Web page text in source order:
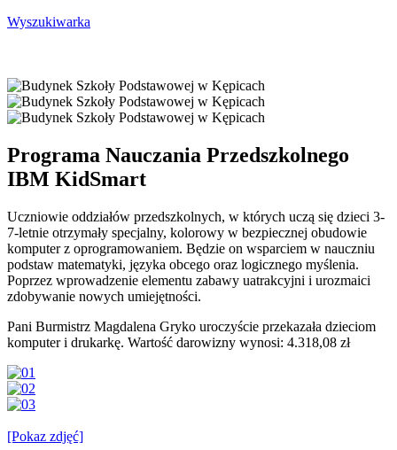
Wyszukiwarka
Programa Nauczania Przedszkolnego
IBM KidSmart
Uczniowie oddziałów przedszkolnych, w których uczą się dzieci 3-
7-letnie otrzymały specjalny, kolorowy w bezpiecznej obudowie
komputer z oprogramowaniem. Będzie on wsparciem w nauczniu
podstaw matematyki, języka obcego oraz logicznego myślenia.
Poprzez wprowadzenie elementu zabawy uatrakcyjni i urozmaici
zdobywanie nowych umiejętności.
Pani Burmistrz Magdalena Gryko uroczyście przekazała dzieciom
komputer i drukarkę. Wartość darowizny wynosi: 4.318,08 zł
[Pokaz zdjęć]